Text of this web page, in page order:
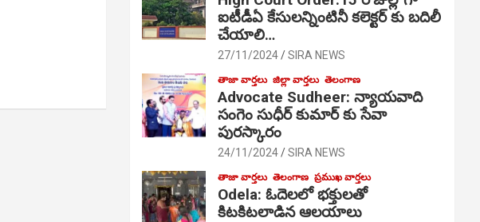
ఐటీడీఏ కేసులన్నింటినీ కలెక్టర్ కు బదిలీ
చేయాలి…
27/11/2024 SIRA NEWS
తాజా వార్తలు జిల్లా వార్తలు తెలంగాణ
Advocate Sudheer: న్యాయవాది
సంగెం సుధీర్ కుమార్ కు సేవా
పురస్కారం
24/11/2024 SIRA NEWS
తాజా వార్తలు తెలంగాణ ప్రముఖ వార్తలు
Odela: ఓదెల‌లో భక్తులతో
కిటకిటలాడిన ఆల‌యాలు